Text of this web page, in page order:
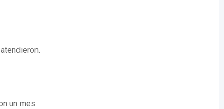
un mes